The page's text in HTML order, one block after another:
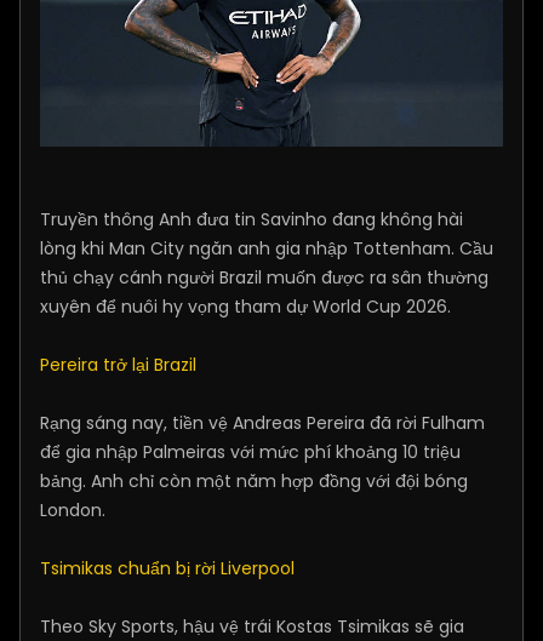
Truyền thông Anh đưa tin Savinho đang không hài
lòng khi Man City ngăn anh gia nhập Tottenham. Cầu
thủ chạy cánh người Brazil muốn được ra sân thường
xuyên để nuôi hy vọng tham dự World Cup 2026.
Pereira trở lại Brazil
Rạng sáng nay, tiền vệ Andreas Pereira đã rời Fulham
để gia nhập Palmeiras với mức phí khoảng 10 triệu
bảng. Anh chỉ còn một năm hợp đồng với đội bóng
London.
Tsimikas chuẩn bị rời Liverpool
Theo Sky Sports, hậu vệ trái Kostas Tsimikas sẽ gia